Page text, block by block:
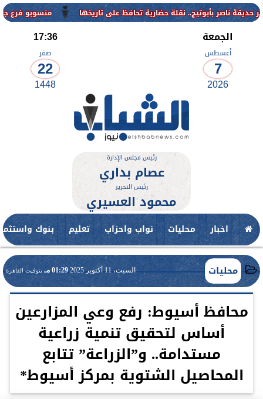
منسوبو فرع جامعة الأزهر
الجمعة
أغسطس
7
2026
17:36
صفر
22
1448
رئيس مجلس الإدارة
عصام بداري
رئيس التحرير
محمود العسيري
اخبار محليات نواب واحزاب تعليم بنوك
محليات السبت، 11 أكتوبر 2025 01:29 مـ بتوقيت القاهرة
محافظ أسيوط: رفع وعي المزارعين
أساس لتحقيق تنمية زراعية
مستدامة.. و”الزراعة” تتابع
المحاصيل الشتوية بمركز أسيوط*